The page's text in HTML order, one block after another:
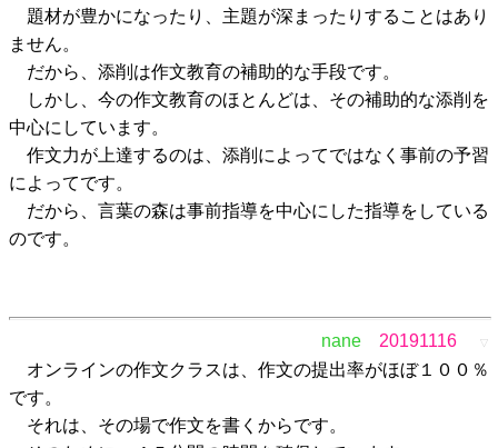
題材が豊かになったり、主題が深まったりすることはあり
ません。
だから、添削は作文教育の補助的な手段です。
しかし、今の作文教育のほとんどは、その補助的な添削を
中心にしています。
作文力が上達するのは、添削によってではなく事前の予習
によってです。
だから、言葉の森は事前指導を中心にした指導をしている
のです。
nane 20191116 ▽
オンラインの作文クラスは、作文の提出率がほぼ１００％
です。
それは、その場で作文を書くからです。